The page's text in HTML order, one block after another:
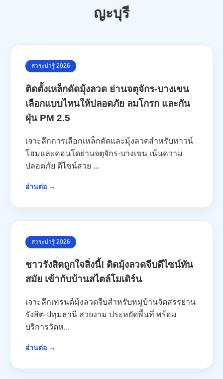
ญะบุรี
สาระน่ารู้ 2026
ติดตั้งเหล็กดัดมุ้งลวด ย่านจตุจักร-บางเขน
เลือกแบบไหนให้ปลอดภัย ลมโกรก และกัน
ฝุ่น PM 2.5
เจาะลึกการเลือกเหล็กดัดและมุ้งลวดสำหรับทาวน์
โฮมและคอนโดย่านจตุจักร-บางเขน เน้นความ
ปลอดภัย ดีไซน์สวย ...
อ่านต่อ →
สาระน่ารู้ 2026
ชาวรังสิตถูกใจสิ่งนี้! ติดมุ้งลวดจีบดีไซน์ทัน
สมัย เข้ากับบ้านสไตล์โมเดิร์น
เจาะลึกเทรนด์มุ้งลวดจีบสำหรับหมู่บ้านจัดสรรย่าน
รังสิต-ปทุมธานี สวยงาม ประหยัดพื้นที่ พร้อม
บริการวัดห...
อ่านต่อ →